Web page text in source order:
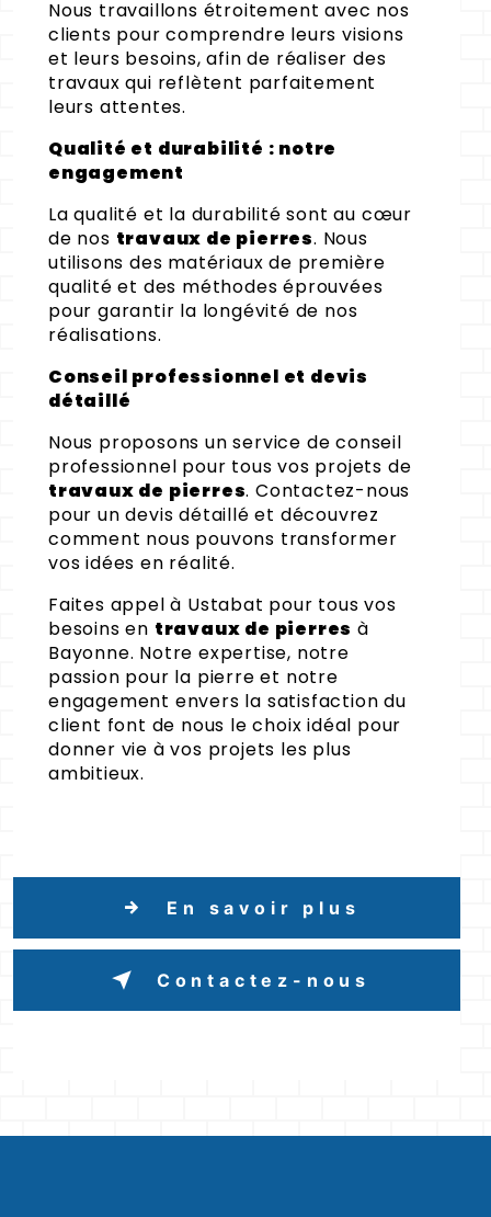
Nous travaillons étroitement avec nos
clients pour comprendre leurs visions
et leurs besoins, afin de réaliser des
travaux qui reflètent parfaitement
leurs attentes.
Qualité et durabilité : notre
engagement
La qualité et la durabilité sont au cœur
de nos travaux de pierres. Nous
utilisons des matériaux de première
qualité et des méthodes éprouvées
pour garantir la longévité de nos
réalisations.
Conseil professionnel et devis
détaillé
Nous proposons un service de conseil
professionnel pour tous vos projets de
travaux de pierres. Contactez-nous
pour un devis détaillé et découvrez
comment nous pouvons transformer
vos idées en réalité.
Faites appel à Ustabat pour tous vos
besoins en travaux de pierres à
Bayonne. Notre expertise, notre
passion pour la pierre et notre
engagement envers la satisfaction du
client font de nous le choix idéal pour
donner vie à vos projets les plus
ambitieux.
En savoir plus
Contactez-nous